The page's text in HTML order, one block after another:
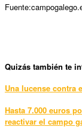
Quizás también te
Una lucense contra
Hasta 7.000 euros
reactivar el campo